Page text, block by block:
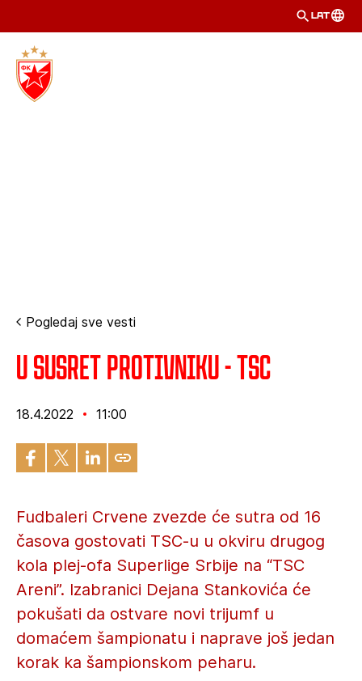
LAT
Pogledaj sve vesti
U susret protivniku - TSC
18.4.2022 11:00
Fudbaleri Crvene zvezde će sutra od 16
časova gostovati TSC-u u okviru drugog
kola plej-ofa Superlige Srbije na “TSC
Areni”. Izabranici Dejana Stankovića će
pokušati da ostvare novi trijumf u
domaćem šampionatu i naprave još jedan
korak ka šampionskom peharu.